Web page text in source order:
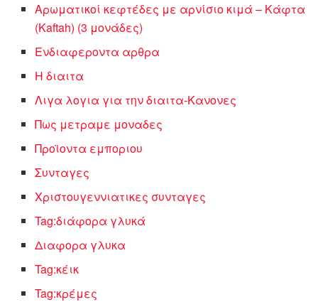
Αρωματικοί κεφτέδες με αρνίσιο κιμά – Κάφτα
(Kaftah) (3 μονάδες)
Ενδιαφεροντα αρθρα
Η διαιτα
Λιγα λογια για την διαιτα-Κανονες
Πως μετραμε μοναδες
Προϊοντα εμποριου
Συνταγες
Χριστουγεννιατικες συνταγες
Tag:διάφορα γλυκά
Διαφορα γλυκα
Tag:κέικ
Tag:κρέμες